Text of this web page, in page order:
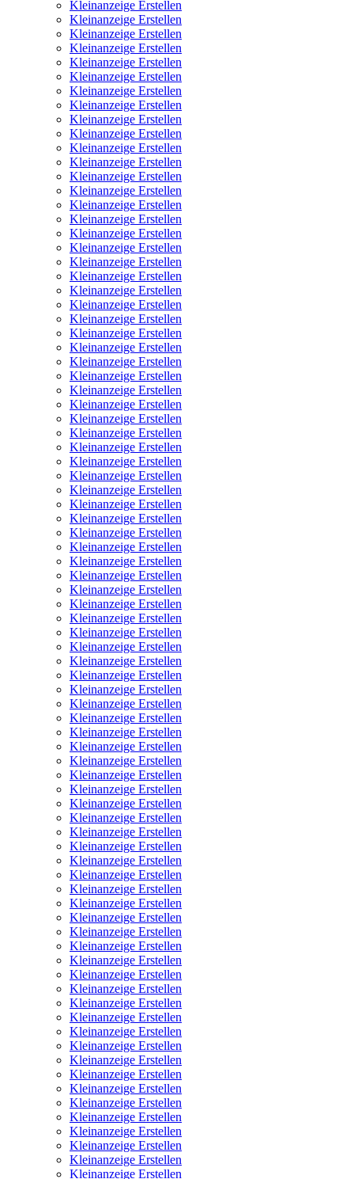
Kleinanzeige Erstellen
Kleinanzeige Erstellen
Kleinanzeige Erstellen
Kleinanzeige Erstellen
Kleinanzeige Erstellen
Kleinanzeige Erstellen
Kleinanzeige Erstellen
Kleinanzeige Erstellen
Kleinanzeige Erstellen
Kleinanzeige Erstellen
Kleinanzeige Erstellen
Kleinanzeige Erstellen
Kleinanzeige Erstellen
Kleinanzeige Erstellen
Kleinanzeige Erstellen
Kleinanzeige Erstellen
Kleinanzeige Erstellen
Kleinanzeige Erstellen
Kleinanzeige Erstellen
Kleinanzeige Erstellen
Kleinanzeige Erstellen
Kleinanzeige Erstellen
Kleinanzeige Erstellen
Kleinanzeige Erstellen
Kleinanzeige Erstellen
Kleinanzeige Erstellen
Kleinanzeige Erstellen
Kleinanzeige Erstellen
Kleinanzeige Erstellen
Kleinanzeige Erstellen
Kleinanzeige Erstellen
Kleinanzeige Erstellen
Kleinanzeige Erstellen
Kleinanzeige Erstellen
Kleinanzeige Erstellen
Kleinanzeige Erstellen
Kleinanzeige Erstellen
Kleinanzeige Erstellen
Kleinanzeige Erstellen
Kleinanzeige Erstellen
Kleinanzeige Erstellen
Kleinanzeige Erstellen
Kleinanzeige Erstellen
Kleinanzeige Erstellen
Kleinanzeige Erstellen
Kleinanzeige Erstellen
Kleinanzeige Erstellen
Kleinanzeige Erstellen
Kleinanzeige Erstellen
Kleinanzeige Erstellen
Kleinanzeige Erstellen
Kleinanzeige Erstellen
Kleinanzeige Erstellen
Kleinanzeige Erstellen
Kleinanzeige Erstellen
Kleinanzeige Erstellen
Kleinanzeige Erstellen
Kleinanzeige Erstellen
Kleinanzeige Erstellen
Kleinanzeige Erstellen
Kleinanzeige Erstellen
Kleinanzeige Erstellen
Kleinanzeige Erstellen
Kleinanzeige Erstellen
Kleinanzeige Erstellen
Kleinanzeige Erstellen
Kleinanzeige Erstellen
Kleinanzeige Erstellen
Kleinanzeige Erstellen
Kleinanzeige Erstellen
Kleinanzeige Erstellen
Kleinanzeige Erstellen
Kleinanzeige Erstellen
Kleinanzeige Erstellen
Kleinanzeige Erstellen
Kleinanzeige Erstellen
Kleinanzeige Erstellen
Kleinanzeige Erstellen
Kleinanzeige Erstellen
Kleinanzeige Erstellen
Kleinanzeige Erstellen
Kleinanzeige Erstellen
Kleinanzeige Erstellen